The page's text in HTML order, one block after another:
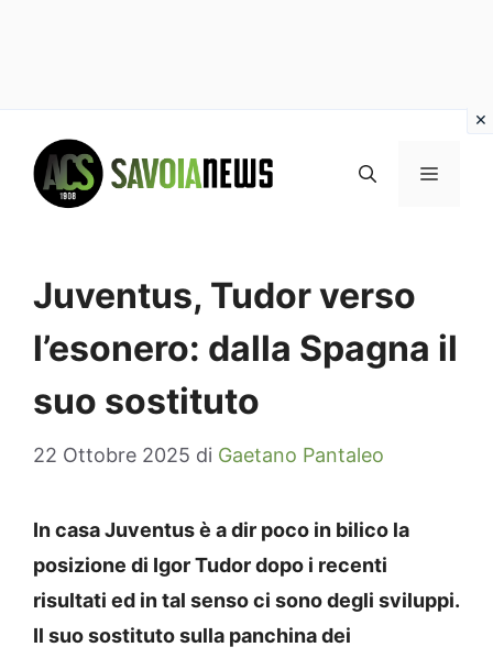
contenuto
MENU
Juventus, Tudor verso
l’esonero: dalla Spagna il
suo sostituto
22 Ottobre 2025 di Gaetano Pantaleo
In casa Juventus è a dir poco in bilico la
posizione di Igor Tudor dopo i recenti
risultati ed in tal senso ci sono degli sviluppi.
Il suo sostituto sulla panchina dei